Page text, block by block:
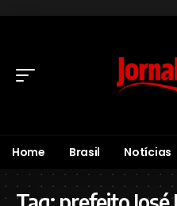
Home Brasil Notícias